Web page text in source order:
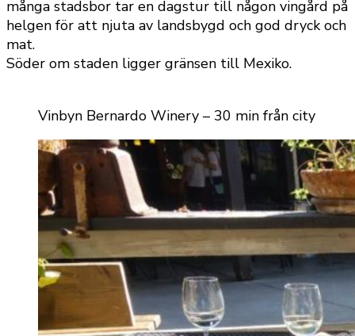
många stadsbor tar en dagstur till någon vingård på
helgen för att njuta av landsbygd och god dryck och
mat.
Söder om staden ligger gränsen till Mexiko.
Vinbyn Bernardo Winery – 30 min från city